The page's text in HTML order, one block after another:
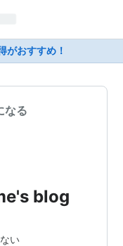
がおすすめ！
なる
blog
い